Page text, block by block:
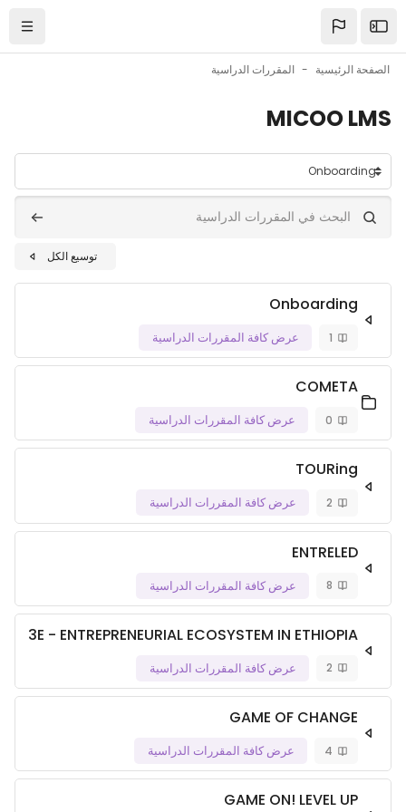
الصفحة الرئيسية المقررات الدراسية
MICOO LMS
تصنيفات المقررات
البحث في المقررات الدراسية
البحث في المقررات الدراسية
توسيع الكل
Onboarding
1 عرض كافة المقررات الدراسية
COMETA
0 عرض كافة المقررات الدراسية
TOURing
2 عرض كافة المقررات الدراسية
ENTRELED
8 عرض كافة المقررات الدراسية
3E - ENTREPRENEURIAL ECOSYSTEM IN ETHIOPIA
2 عرض كافة المقررات الدراسية
GAME OF CHANGE
4 عرض كافة المقررات الدراسية
GAME ON! LEVEL UP